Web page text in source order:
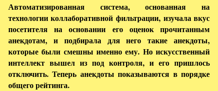
Автоматизированная система, основанная на
технологии коллаборативной фильтрации, изучала вкус
посетителя на основании его оценок прочитанным
анекдотам, и подбирала для него такие анекдоты,
которые были смешны именно ему. Но искусственный
интеллект вышел из под контроля, и его пришлось
отключить. Теперь анекдоты показываются в порядке
общего рейтинга.